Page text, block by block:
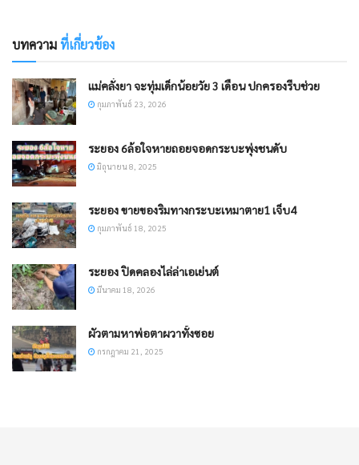
บทความที่เกี่ยวข้อง
แม่คลั่งยา จะทุ่มเด็กน้อยวัย 3 เดือน ปกครองรีบช่วย
กุมภาพันธ์ 23, 2026
ระยอง 6ล้อใจหายถอยจอดกระบะพุ่งชนดับ
มิถุนายน 8, 2025
ระยอง ขายของริมทางกระบะเหมาตาย1 เจ็บ4
กุมภาพันธ์ 18, 2025
ระยอง ​ปิดคลองไล่ล่าเอเย่นต์
มีนาคม 18, 2026
ผัวตามหาพ่อตาผวาทั้งซอย
กรกฎาคม 21, 2025